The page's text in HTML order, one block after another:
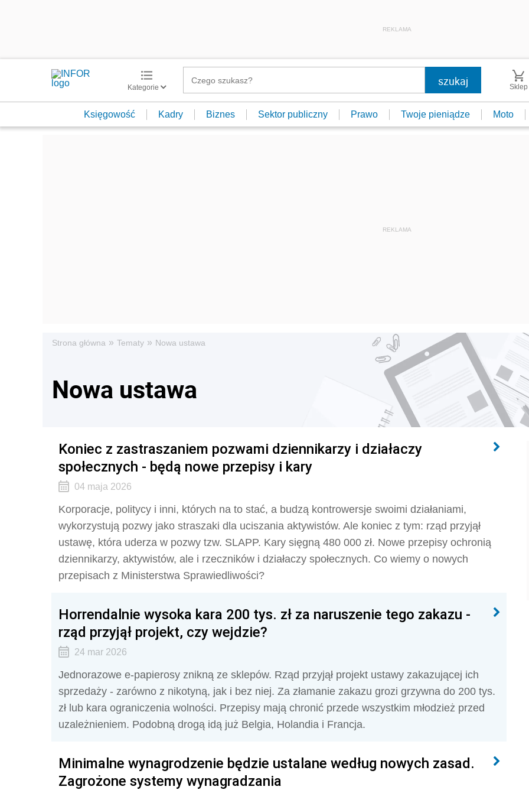
REKLAMA
Kategorie Sklep
Księgowość Kadry Biznes Sektor publiczny Prawo Twoje pieniądze Moto
Strona główna » Tematy » Nowa ustawa
Nowa ustawa
Koniec z zastraszaniem pozwami dziennikarzy i działaczy
społecznych - będą nowe przepisy i kary
04 maja 2026
Korporacje, politycy i inni, których na to stać, a budzą kontrowersje swoimi działaniami,
wykorzystują pozwy jako straszaki dla uciszania aktywistów. Ale koniec z tym: rząd przyjął
ustawę, która uderza w pozwy tzw. SLAPP. Kary sięgną 480 000 zł. Nowe przepisy ochronią
dziennikarzy, aktywistów, ale i rzeczników i działaczy społecznych. Co wiemy o nowych
przepisach z Ministerstwa Sprawiedliwości?
Horrendalnie wysoka kara 200 tys. zł za naruszenie tego zakazu -
rząd przyjął projekt, czy wejdzie?
24 mar 2026
Jednorazowe e-papierosy znikną ze sklepów. Rząd przyjął projekt ustawy zakazującej ich
sprzedaży - zarówno z nikotyną, jak i bez niej. Za złamanie zakazu grozi grzywna do 200 tys.
zł lub kara ograniczenia wolności. Przepisy mają chronić przede wszystkim młodzież przed
uzależnieniem. Podobną drogą idą już Belgia, Holandia i Francja.
Minimalne wynagrodzenie będzie ustalane według nowych zasad.
Zagrożone systemy wynagradzania